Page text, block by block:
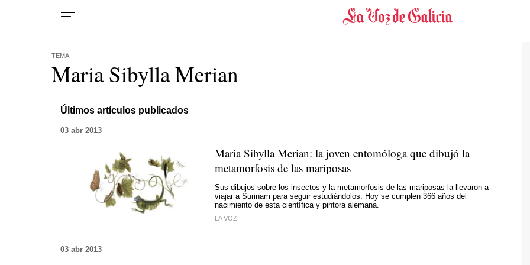
TEMA
Maria Sibylla Merian
Últimos artículos publicados
03 abr 2013
Maria Sibylla Merian: la joven entomóloga que dibujó la
metamorfosis de las mariposas
Sus dibujos sobre los insectos y la metamorfosis de las mariposas la llevaron a
viajar a Surinam para seguir estudiándolos. Hoy se cumplen 366 años del
nacimiento de esta científica y pintora alemana
LA VOZ
03 abr 2013